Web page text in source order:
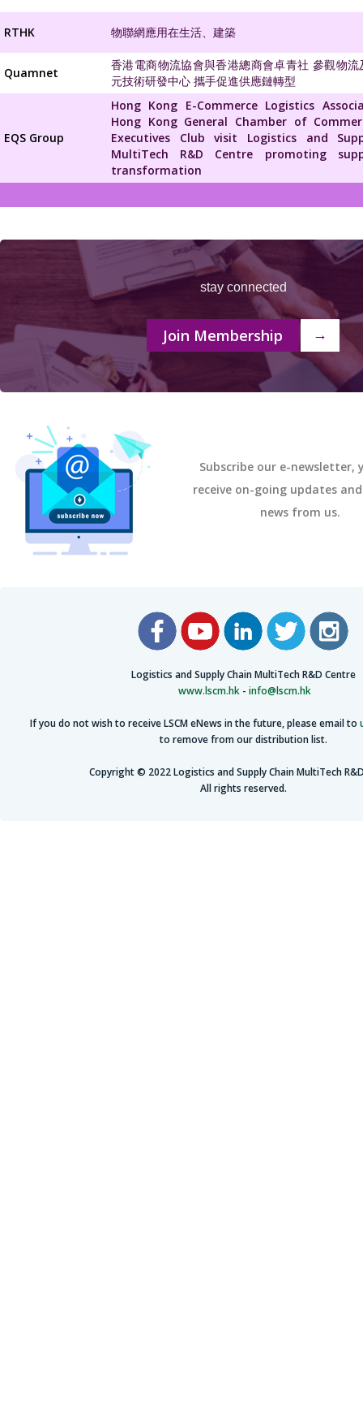
RTHK 物聯網應用在生活、建築
Quamnet
香港電商物流協會與香港總商會卓青社 參觀物流
元技術研發中心 攜手促進供應鏈轉型
EQS Group
Hong Kong E-Commerce Logistics
Hong Kong General Chamber of
Executives Club visit Logistics and
MultiTech R&D Centre promoting
transformation
stay connected
Join Membership →
Subscribe our e-newsletter,
receive on-going updates
news from us.
Logistics and Supply Chain MultiTech R&D Centre
www.lscm.hk- info@lscm.hk
If you do not wish to receive LSCM eNews in the future, please email to
to remove from our distribution list.
Copyright © 2022 Logistics and Supply Chain MultiTech
All rights reserved.